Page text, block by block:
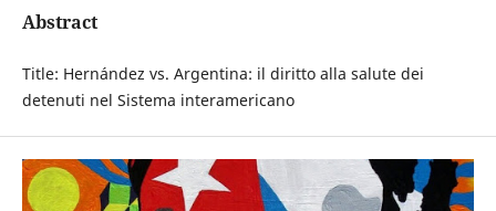
Abstract
Title: Hernández vs. Argentina: il diritto alla salute dei
detenuti nel Sistema interamericano